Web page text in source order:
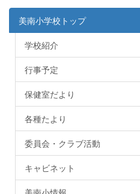
美南小学校トップ
学校紹介
行事予定
保健室だより
各種たより
委員会・クラブ活動
キャビネット